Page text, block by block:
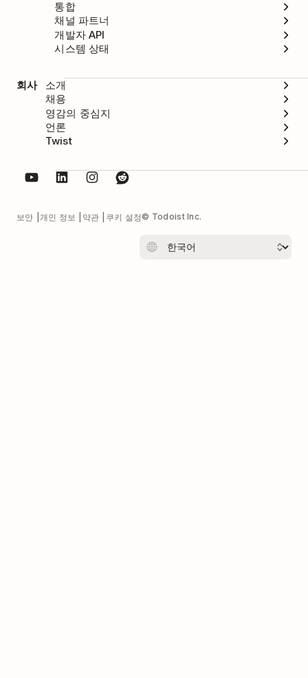
통합
채널 파트너
개발자 API
시스템 상태
회사
소개
채용
영감의 중심지
언론
Twist
보안 개인 정보 약관 쿠키 설정© Todoist Inc.